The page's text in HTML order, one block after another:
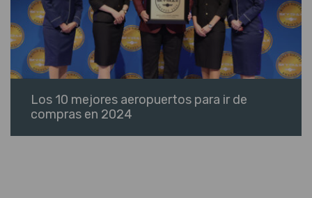
Los 10 mejores aeropuertos para ir de
compras en 2024